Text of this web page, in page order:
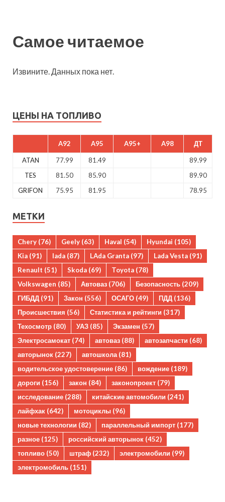
Самое читаемое
Извините. Данных пока нет.
ЦЕНЫ НА ТОПЛИВО
A92 A95 A95+ A98 ДТ
ATAN 77.99 81.49
89.99
TES
81.50 85.90
89.90
GRIFON
75.95 81.95 78.95
МЕТКИ
Chery (76) Geely (63) Haval (54) Hyundai (105)
Kia (91) lada (87) LAda Granta (97) Lada Vesta (91)
Renault (51) Skoda (69) Toyota (78)
Volkswagen (85) Автоваз (706) Безопасность (209)
ГИБДД (91) Закон (556) ОСАГО (49) ПДД (136)
Происшествия (56) Статистика и рейтинги (317)
Техосмотр (80) УАЗ (85) Экзамен (57)
Электросамокат (74) автоваз (88) автозапчасти (68)
авторынок (227) автошкола(81)
водительское удостоверение (86) вождение (189)
дороги (156) закон (84) законопроект (79)
исследование (288) китайские автомобили (241)
лайфхак (642) мотоциклы (96)
новые технологии (82) параллельный импорт (177)
разное (125) российский авторынок (452)
топливо (50) штраф (232) электромобили (99)
электромобиль (151)